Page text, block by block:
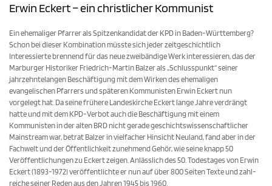
Erwin Eckert – ein christlicher Kommunist
Ein ehemaliger Pfarrer als Spitzenkandidat der KPD in Baden-Württemberg?
Schon bei dieser Kombination müsste sich jeder zeitgeschichtlich
Interessierte bren­nend für das neue zweibändige Werk interessieren, das der
Marburger Historiker Friedrich-Martin Balzer als „Schlusspunkt“ seiner
jahrzehntelangen Beschäfti­gung mit dem Wirken des ehemaligen
evangelischen Pfarrers und späteren Kommunisten Erwin Eckert nun
vorgelegt hat. Da seine frühere Landeskirche Eckert lange Jahre verdrängt
hatte und mit dem KPD-Verbot auch die Beschäftigung mit einem
Kommunisten in der alten BRD nicht gerade geschichtswissenschaft­licher
Mainstream war, betrat Balzer in vielfacher Hinsicht Neuland, fand aber in der
Fachwelt und der Öffentlichkeit zunehmend Gehör, wie seine knapp 50
Veröffentlichungen zu Eckert zeigen. Anlässlich des 50. Todestages von Erwin
Eckert (1893-1972) veröf­fentlichte er nun auf über 800 Seiten Texte und zahl­
reiche seiner Reden aus den Jahren 1945 bis 1960.